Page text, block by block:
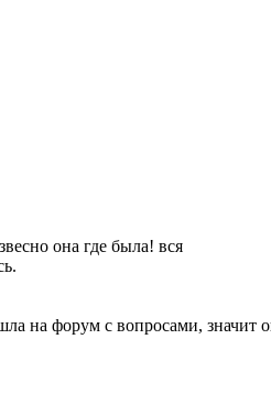
она где была! вся
на форум с вопросами, значит